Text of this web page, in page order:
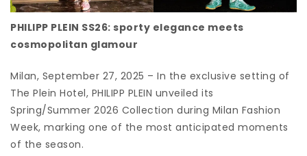
PHILIPP PLEIN SS26: sporty elegance meets
cosmopolitan glamour
Milan, September 27, 2025 – In the exclusive setting of
The Plein Hotel, PHILIPP PLEIN unveiled its
Spring/Summer 2026 Collection during Milan Fashion
Week, marking one of the most anticipated moments
of the season.